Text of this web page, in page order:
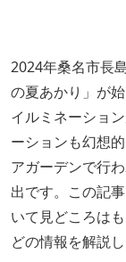
2024年桑名市長
の夏あかり」が
イルミネーショ
ーションも幻想
アガーデンで行
出です。この記
いて見どころは
どの情報を解説し